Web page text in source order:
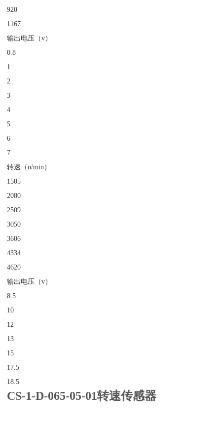
920
1167
输出电压（v）
0.8
1
2
3
4
5
6
7
转速（n/min）
1505
2080
2509
3050
3606
4334
4620
输出电压（v）
8.5
10
12
13
15
17.5
18.5
CS-1-D-065-05-01转速传感器